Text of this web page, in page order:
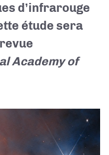
d’infrarouge
étude sera
Academy of